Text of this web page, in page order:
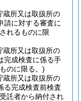
蔵所又は取扱所の
請に対する審査に
れるものに限
蔵所又は取扱所の
完成検査に係る手
のに限る。)
蔵所又は取扱所の
る完成検査前検査
託者から納付され